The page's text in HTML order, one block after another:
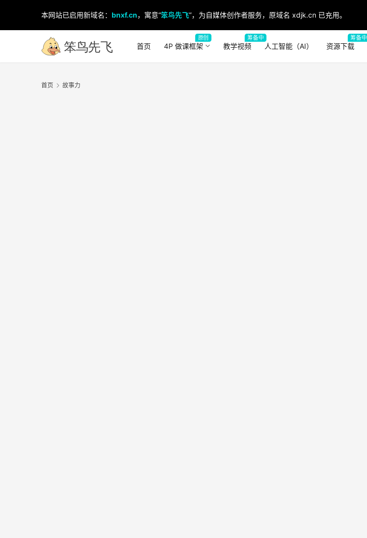
本网站已启用新域名： bnxf.cn，寓意“笨鸟先飞”，为自媒体创作者服务，原域名 xdjk.cn 已充用。
首页 4P 做课框架
原创
教学视频
筹备中
人工智能（AI） 资源下载
筹备中
首页 故事力